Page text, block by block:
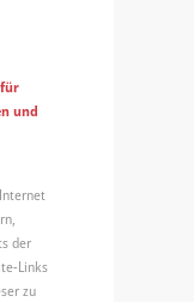
und
der
Links
zu